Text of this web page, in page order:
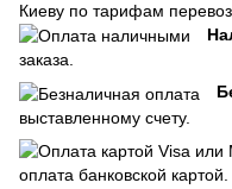
Киеву по тарифам
заказа.
выставленному счету.
оплата банковской картой.